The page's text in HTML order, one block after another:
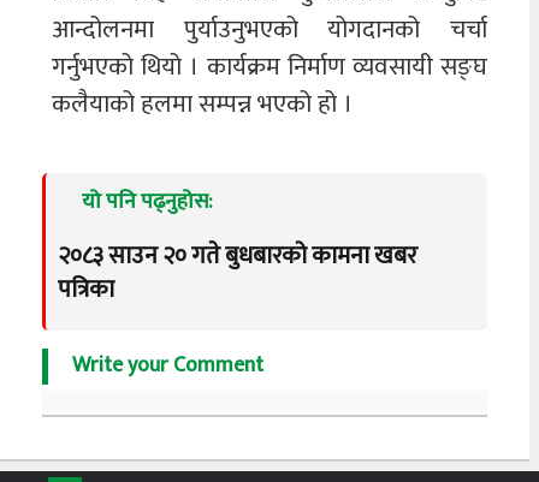
आन्दोलनमा पुर्याउनुभएको योगदानको चर्चा
गर्नुभएको थियो । कार्यक्रम निर्माण व्यवसायी सङ्घ
कलैयाको हलमा सम्पन्न भएको हो ।
यो पनि पढ्नुहोस:
२०८३ साउन २० गते बुधबारको कामना खबर
पत्रिका
Write your Comment